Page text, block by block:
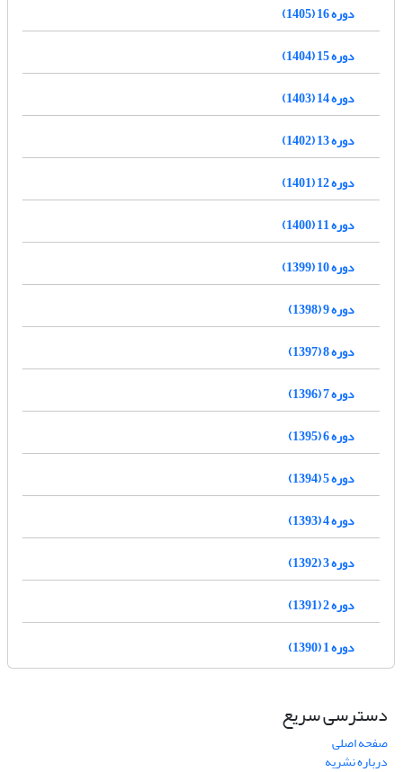
دوره 16 (1405)
دوره 15 (1404)
دوره 14 (1403)
دوره 13 (1402)
دوره 12 (1401)
دوره 11 (1400)
دوره 10 (1399)
دوره 9 (1398)
دوره 8 (1397)
دوره 7 (1396)
دوره 6 (1395)
دوره 5 (1394)
دوره 4 (1393)
دوره 3 (1392)
دوره 2 (1391)
دوره 1 (1390)
دسترسی سریع
صفحه اصلی
درباره نشریه